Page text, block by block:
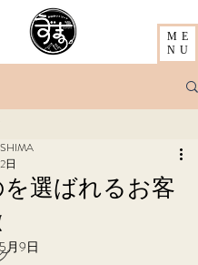
ME
NU
選ばれるお客
日
月9日